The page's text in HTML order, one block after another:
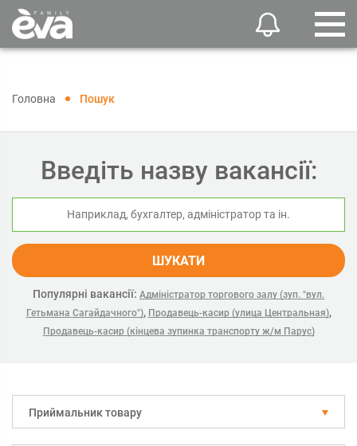
Головна Пошук
Введіть назву вакансії:
ШУКАТИ
Популярні вакансії: Адміністратор торгового залу (зуп. "вул.
Гетьмана Сагайдачного"), Продавець-касир (улица Центральная),
Продавець-касир (кінцева зупинка транспорту ж/м Парус)
Приймальник товару